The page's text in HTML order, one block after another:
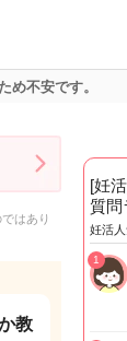
め不安です。
はあり
教
[妊
質問
妊活
1